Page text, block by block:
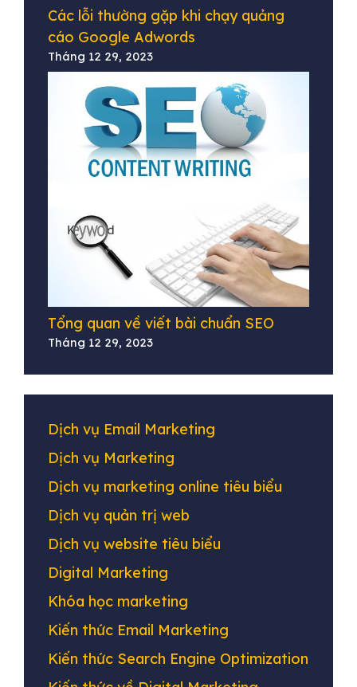
Các lỗi thường gặp khi chạy quảng
cáo Google Adwords
Tháng 12 29, 2023
Tổng quan về viết bài chuẩn SEO
Tháng 12 29, 2023
Dịch vụ Email Marketing
Dịch vụ Marketing
Dịch vụ marketing online tiêu biểu
Dịch vụ quản trị web
Dịch vụ website tiêu biểu
Digital Marketing
Khóa học marketing
Kiến thức Email Marketing
Kiến thức Search Engine Optimization